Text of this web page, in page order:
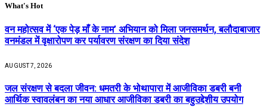
What's Hot
वन महोत्सव में ‘एक पेड़ माँ के नाम’ अभियान को मिला जनसमर्थन, बलौदाबाजार
वनमंडल में वृक्षारोपण कर पर्यावरण संरक्षण का दिया संदेश
AUGUST 7, 2026
जल संरक्षण से बदला जीवन: धमतरी के भोथापारा में आजीविका डबरी बनी
आर्थिक स्वावलंबन का नया आधार आजीविका डबरी का बहुउद्देशीय उपयोग